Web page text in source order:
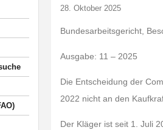
28. Oktober 2025
Bundesarbeitsgericht,
Ausgabe: 11 – 2025
Die Entscheidung der
2022 nicht an den
Der Kläger ist seit 1. Juli